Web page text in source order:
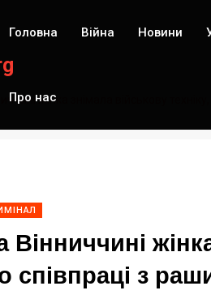
Головна Війна Новини
Про насжінка знімала військову
Вінниччині
співпраці з